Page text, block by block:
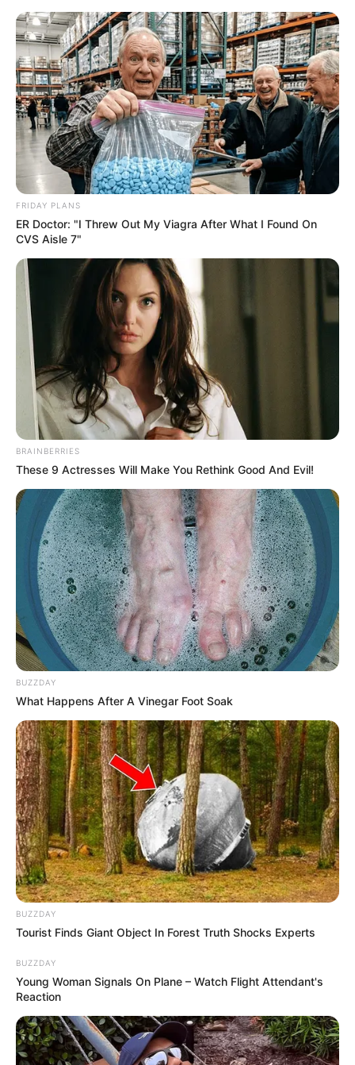
Como Fazer Sachê Perfumado de
Sagu
Alguma vez na vida você já ganhou um daqueles
sachês perfumados de gaveta? Eu acredito que
sim. Eles fazem tanto sucesso que resolvemos
ensinar
Como Fazer Sachê Perfumado de Sagu
nosso guarda roupas.
Vamos ensinar hoje a receita para perfumar o
sagu e transformá-lo em sachês incríveis. O legal
é que você pode usar a mesma mistura que
ensinaremos aqui para fazer sachês para as mais
diversas ocasiões: para casamento, bodas,
aniversários, formaturas, chá de panelas, chá de
fraldas e datas comemorativas.
produtos lindos e perfumados, para vender e
para uso próprio, conheça o nossocurso de
Saboaria Artesanal.
Uma Roupagem Para Cada Ocasião
FRIDAY PLANS
ER Doctor: "I Threw Out My Viagra After What I Found On
CVS Aisle 7"
BRAINBERRIES
These 9 Actresses Will Make You Rethink Good And Evil!
BUZZDAY
What Happens After A Vinegar Foot Soak
BUZZDAY
Tourist Finds Giant Object In Forest Truth Shocks Experts
BUZZDAY
Young Woman Signals On Plane – Watch Flight Attendant's
Reaction